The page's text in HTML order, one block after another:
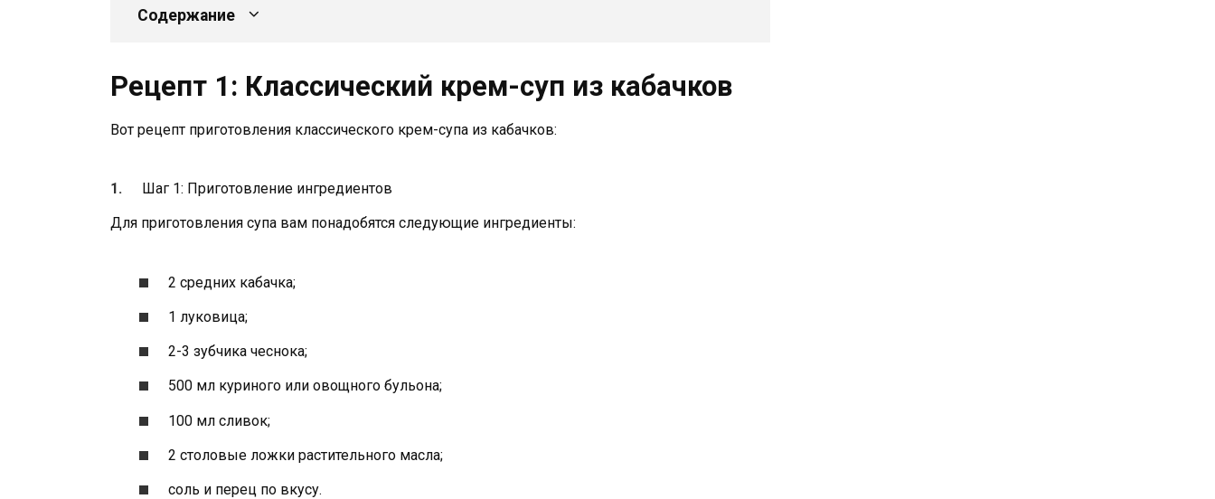
Содержание
Рецепт 1: Классический крем-суп из кабачков
Вот рецепт приготовления классического крем-супа из кабачков:
Шаг 1: Приготовление ингредиентов
Для приготовления супа вам понадобятся следующие ингредиенты:
2 средних кабачка;
1 луковица;
2-3 зубчика чеснока;
500 мл куриного или овощного бульона;
100 мл сливок;
2 столовые ложки растительного масла;
соль и перец по вкусу.